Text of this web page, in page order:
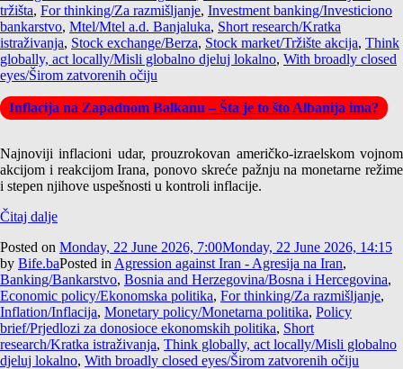
tržišta, For thinking/Za razmišljanje, Investment banking/Investiciono
bankarstvo, Mtel/Mtel a.d. Banjaluka, Short research/Kratka
istraživanja, Stock exchange/Berza, Stock market/Tržište akcija, Think
globally, act locally/Misli globalno djeluj lokalno, With broadly closed
eyes/Širom zatvorenih očiju
Inflacija na Zapadnom Balkanu – Šta je to što Albanija ima?
Najnoviji inflacioni udar, prouzrokovan američko-izraelskom vojnom
akcijom i reakcijom Irana, ponovo skreće pažnju na monetarne režime
i stepen njihove uspešnosti u kontroli inflacije.
Čitaj dalje
Posted on Monday, 22 June 2026, 7:00Monday, 22 June 2026, 14:15
by Bife.baPosted in Agression against Iran - Agresija na Iran,
Banking/Bankarstvo, Bosnia and Herzegovina/Bosna i Hercegovina,
Economic policy/Ekonomska politika, For thinking/Za razmišljanje,
Inflation/Inflacija, Monetary policy/Monetarna politika, Policy
brief/Prjedlozi za donosioce ekonomskih politika, Short
research/Kratka istraživanja, Think globally, act locally/Misli globalno
djeluj lokalno, With broadly closed eyes/Širom zatvorenih očiju